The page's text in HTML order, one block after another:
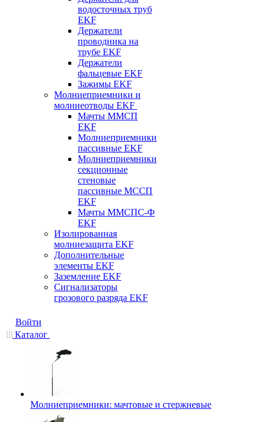
водосточных труб
EKF
Держатели
проводника на
трубе EKF
Держатели
фальцевые EKF
Зажимы EKF
Молниеприемники и
молниеотводы EKF
Мачты ММСП
EKF
Молниеприемники
пассивные EKF
Молниеприемники
секционные
стеновые
пассивные МССП
EKF
Мачты ММСПС-Ф
EKF
Изолированная
молниезащита EKF
Дополнительные
элементы EKF
Заземление EKF
Сигнализаторы
грозового разряда EKF
Войти
Каталог
Молниеприемники: мачтовые и стержневые